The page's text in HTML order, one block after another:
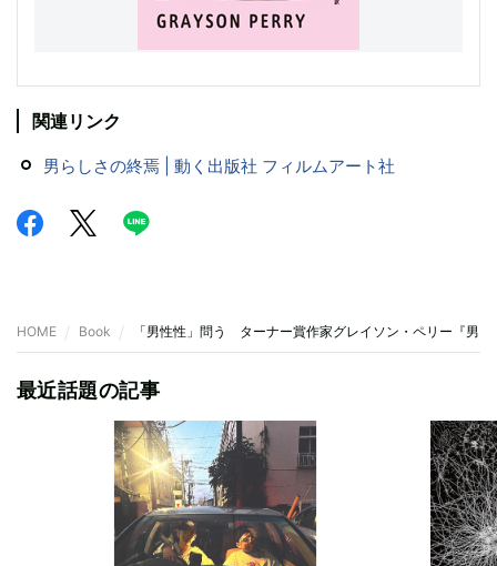
関連リンク
男らしさの終焉 | 動く出版社 フィルムアート社
HOME Book 「男性性」問う ターナー賞作家グレイソン・ペリー『男
最近話題の記事